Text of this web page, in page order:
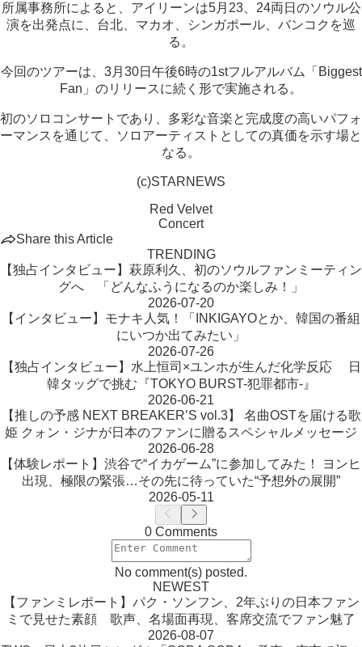
所属事務所によると、アイリーンは5月23、24両日のソウル公
演を出発点に、台北、マカオ、シンガポール、バンコクを巡
る。
今回のツアーは、3月30日午後6時の1stフルアルバム「Biggest
Fan」のリリースに続く形で実施される。
初のソロコンサートであり、多彩な音楽と完成度の高いパフォ
ーマンスを通じて、ソロアーティストとしての真価を示す場と
なる。
(c)STARNEWS
Red Velvet
Concert
Share this Article
TRENDING
【独占インタビュー】萩原利久、初のソウルファンミーティン
グへ 「どんなふうになるのか楽しみ！」
2026-07-20
【インタビュー】モナキ人気！「INKIGAYOとか、韓国の番組
にいつか出てみたい」
2026-07-26
【独占インタビュー】水上恒司×ユンホが生んだ化学反応 日
韓タッグで挑む『TOKYO BURST-犯罪都市-』
2026-06-21
【推しの予感 NEXT BREAKER’S vol.3】 名曲OSTを届ける歌
姫 クォン・ジナが日本のファンに贈るスペシャルメッセージ
2026-06-28
【体験レポート】渋谷で“イカゲーム”に参加してみた！ ヨンヒ
出現、極限の緊張…その先に待っていた“予想外の展開”
2026-05-11
0 Comments
No comment(s) posted.
NEWEST
【ファンミレポート】パク・ソンフン、2年ぶりの日本ファン
ミで見せた素顔 歌声、名場面再現、客席交流でファン魅了
2026-08-07